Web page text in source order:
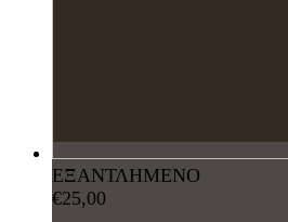
ΕΞΑΝΤΛΗΜΕΝΟ
€25,00